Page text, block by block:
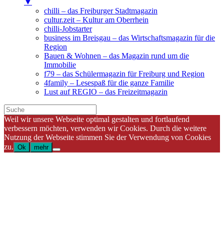
▼
chilli – das Freiburger Stadtmagazin
cultur.zeit – Kultur am Oberrhein
chilli-Jobstarter
business im Breisgau – das Wirtschaftsmagazin für die
Region
Bauen & Wohnen – das Magazin rund um die
Immobilie
f79 – das Schülermagazin für Freiburg und Region
4family – Lesespaß für die ganze Familie
Lust auf REGIO – das Freizeitmagazin
Weil wir unsere Webseite optimal gestalten und fortlaufend
verbessern möchten, verwenden wir Cookies. Durch die weitere
Nutzung der Webseite stimmen Sie der Verwendung von Cookies
zu. Ok mehr